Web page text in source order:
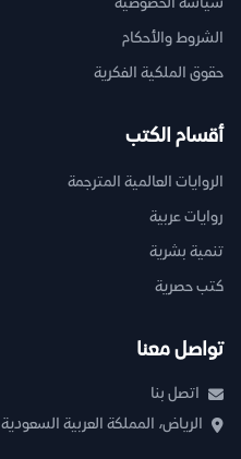
سياسة الخصوصية
الشروط والأحكام
حقوق الملكية الفكرية
أقسام الكتب
الروايات العالمية المترجمة
روايات عربية
تنمية بشرية
كتب حصرية
تواصل معنا
اتصل بنا
الرياض، المملكة العربية السعودية